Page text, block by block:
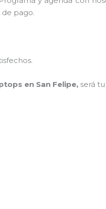
de pago.
en San Felipe, será